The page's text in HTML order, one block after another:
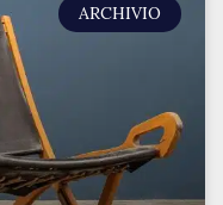
ARCHIVIO